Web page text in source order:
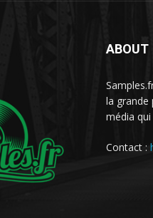
ABOUT
la grande
média
Contact :